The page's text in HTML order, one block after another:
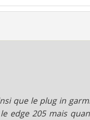
que le plug in
edge 205 mais